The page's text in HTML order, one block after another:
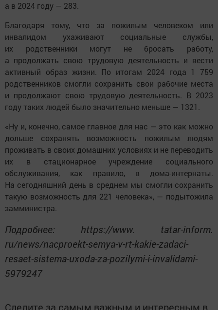
а в 2024 году — 283.
Благодаря тому, что за пожилым человеком или
инвалидом ухаживают социальные службы,
их родственники могут не бросать работу,
а продолжать свою трудовую деятельность и вести
активный образ жизни. По итогам 2024 года 1 759
родственников смогли сохранить свои рабочие места
и продолжают свою трудовую деятельность. В 2023
году таких людей было значительно меньше — 1321.
«Ну и, конечно, самое главное для нас — это как можно
дольше сохранять возможность пожилым людям
проживать в своих домашних условиях и не переводить
их в стационарное учреждение социального
обслуживания, как правило, в дома-интернаты.
На сегодняшний день в среднем мы смогли сохранить
такую возможность для 221 человека», — подытожила
замминистра.
Подробнее: https://www. tatar-inform.
ru/news/nacproekt-semya-v-rt-kakie-zadaci-
resaet-sistema-uxoda-za-pozilymi-i-invalidami-
5979247
Следите за самым важным и интересным в